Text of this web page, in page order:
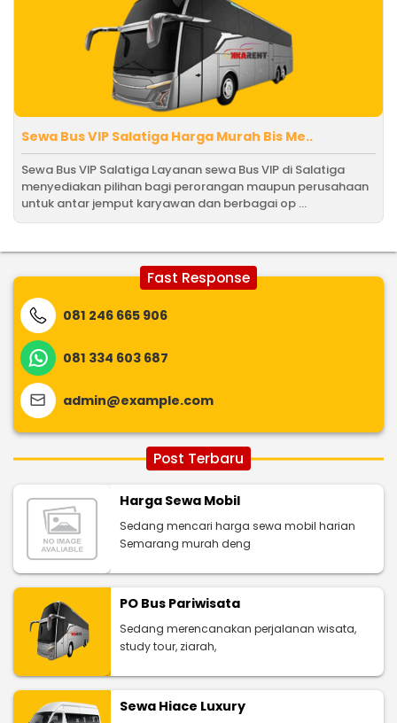
Sewa Bus VIP Salatiga Harga Murah Bis Me..
Sewa Bus VIP Salatiga Layanan sewa Bus VIP di Salatiga
menyediakan pilihan bagi perorangan maupun perusahaan
untuk antar jemput karyawan dan berbagai op ...
Fast Response
081 246 665 906
081 334 603 687
admin@example.com
Post Terbaru
Harga Sewa Mobil
Sedang mencari harga sewa mobil harian
Semarang murah deng
PO Bus Pariwisata
Sedang merencanakan perjalanan wisata,
study tour, ziarah,
Sewa Hiace Luxury